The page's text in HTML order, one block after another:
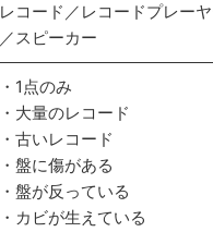
レコード／レコードプレー
／スピーカー
・1点のみ
・大量のレコード
・古いレコード
・盤に傷がある
・盤が反っている
・カビが生えている